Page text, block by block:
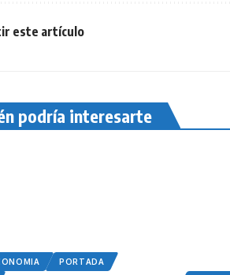
este artículo
podría interesarte
PORTADA